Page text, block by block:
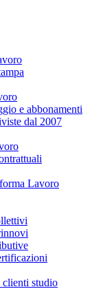
e abbonamenti
dal 2007
Lavoro
studio